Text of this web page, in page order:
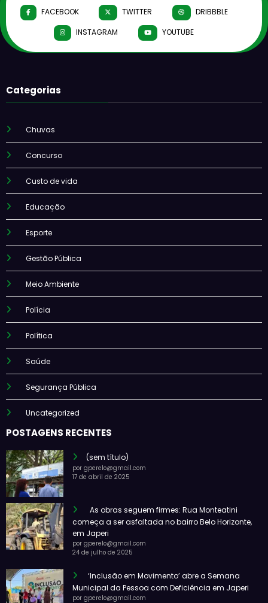
FACEBOOK TWITTER
DRIBBBLE
INSTAGRAM
YOUTUBE
Categorias
Chuvas
Concurso
Custo de vida
Educação
Esporte
Gestão Pública
Meio Ambiente
Polícia
Política
Saúde
Segurança Pública
Uncategorized
POSTAGENS RECENTES
(sem título)
por gperelo@gmail.com
17 de abril de 2025
As obras seguem firmes: Rua Monteatini
começa a ser asfaltada no bairro Belo Horizonte,
em Japeri
por gperelo@gmail.com
24 de julho de 2025
‘Inclusão em Movimento’ abre a Semana
Municipal da Pessoa com Deficiência em Japeri
por gperelo@gmail.com